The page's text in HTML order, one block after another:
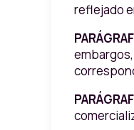
reflejado